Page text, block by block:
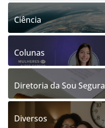
Ciência
Colunas
Diretoria da Sou Segura
Diversos